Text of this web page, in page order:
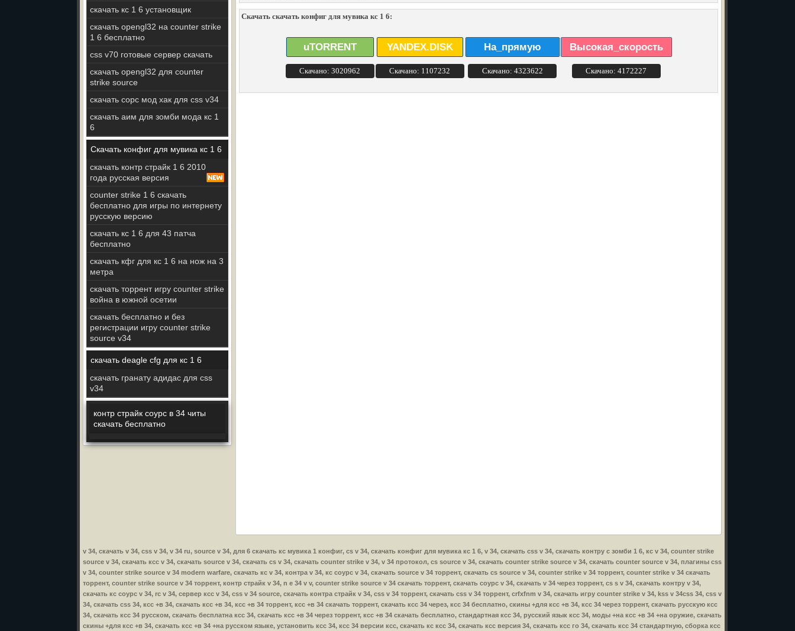
скачать кс 1 6 установщик
скачать opengl32 на counter strike
1 6 бесплатно
css v70 готовые сервер скачать
скачать opengl32 для counter
strike source
скачать сорс мод хак для css v34
скачать аим для зомби мода кс 1
6
Скачать конфиг для мувика кс 1 6
скачать контр страйк 1 6 2010
года русская версия
counter strike 1 6 скачать
бесплатно для игры по интернету
русскую версию
скачать кс 1 6 для 43 патча
бесплатно
скачать кфг для кс 1 6 на нож на 3
метра
скачать торрент игру counter strike
война в южной осетии
скачать бесплатно и без
регистрации игру counter strike
source v34
скачать deagle cfg для кс 1 6
скачать гранату адидас для css
v34
контр страйк соурс в 34 читы
скачать бесплатно
Скачать скачать конфиг для мувика кс 1 6:
uTORRENT
Скачано: 3020962
YANDEX.DISK
Скачано: 1107232
На_прямую
Скачано: 4323622
Высокая_скорость
Скачано: 4172227
v 34, скачать v 34, css v 34, v 34 ru, source v 34, для 6 скачать кс мувика 1 конфиг, cs v 34, скачать конфиг для мувика кс 1 6, v 34, скачать css v 34, скачать контру с зомби 1 6, кс v 34, counter strike
source v 34, скачать ксс v 34, скачать source v 34, скачать cs v 34, скачать counter strike v 34, v 34 протокол, cs source v 34, скачать counter strike source v 34, скачать counter source v 34, плагины css
v 34, counter strike source v 34 modern warfare, скачать кс v 34, контра v 34, кс соурс v 34, скачать source v 34 торрент, скачать cs source v 34, counter strike v 34 торрент, counter strike v 34 скачать
торрент, counter strike source v 34 торрент, контр страйк v 34, n e 34 v v, counter strike source v 34 скачать торрент, скачать соурс v 34, скачать v 34 через торрент, cs s v 34, скачать контру v 34,
скачать кс соурс v 34, rc v 34, сервер ксс v 34, css v 34 source, скачать контра страйк v 34, css v 34 торрент, скачать css v 34 торрент, crfxfnm v 34, скачать игру counter strike v 34, kss v 34css 34, css v
34, скачать css 34, ксс +в 34, скачать ксс +в 34, ксс +в 34 торрент, ксс +в 34 скачать торрент, скачать ксс 34 через, ксс 34 бесплатно, скины +для ксс +в 34, ксс 34 через торрент, скачать русскую ксс
34, скачать ксс 34 русском, скачать бесплатна ксс 34, скачать ксс +в 34 через торрент, ксс +в 34 скачать бесплатно, стандартная ксс 34, русский язык ксс 34, моды +на ксс +в 34 +на оружие, скачать
скины +для ксс +в 34, скачать ксс +в 34 +на русском языке, установить ксс 34, ксс 34 версии ксс, скачать кс ксс 34, скачать ксс версия 34, скачать ксс го 34, скачать ксс 34 стандартную, сборка ксс